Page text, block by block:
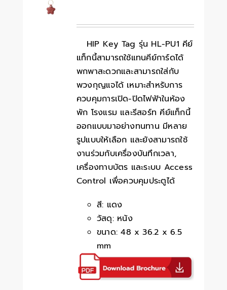
HIP Key Tag รุ่น HL-PU1 คีย์
แท็กนี้สามารถใช้แทนคีย์การ์ดได้
พกพาสะดวกและสามารถใส่กับ
พวงกุญแจได้ เหมาะสำหรับการ
ควบคุมการเปิด-ปิดไฟฟ้าในห้อง
พัก โรงแรม และรีสอร์ท คีย์แท็กนี้
ออกแบบมาอย่างทนทาน มีหลาย
รูปแบบให้เลือก และยังสามารถใช้
งานร่วมกับเครื่องบันทึกเวลา,
เครื่องทาบบัตร และระบบ Access
Control เพื่อควบคุมประตูได้
สี: แดง
วัสดุ: หนัง
ขนาด: 48 x 36.2 x 6.5
mm